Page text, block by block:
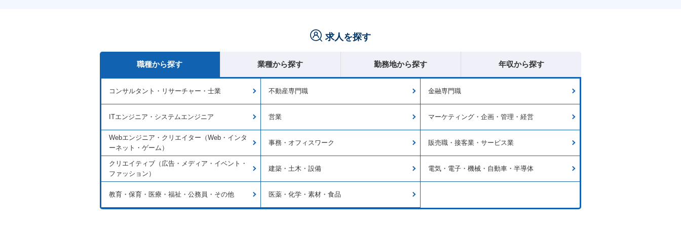
求人を探す
職種から探す 業種から探す 勤務地から探す 年収から探す
コンサルタント・リサーチャー・士業 不動産専門職 金融専門職
ITエンジニア・システムエンジニア 営業 マーケティング・企画・管理・経営
Webエンジニア・クリエイター（Web・インタ
ーネット・ゲーム）
事務・オフィスワーク 販売職・接客業・サービス業
クリエイティブ（広告・メディア・イベント・
ファッション）
建築・土木・設備 電気・電子・機械・自動車・半導体
教育・保育・医療・福祉・公務員・その他 医薬・化学・素材・食品